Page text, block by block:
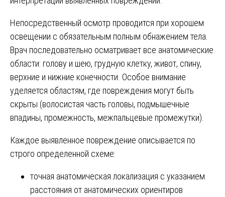
Непосредственный осмотр проводится при хорошем
освещении с обязательным полным обнажением тела.
Врач последовательно осматривает все анатомические
области: голову и шею, грудную клетку, живот, спину,
верхние и нижние конечности. Особое внимание
уделяется областям, где повреждения могут быть
скрыты (волосистая часть головы, подмышечные
впадины, промежность, межпальцевые промежутки).
Каждое выявленное повреждение описывается по
строго определенной схеме:
точная анатомическая локализация с указанием
расстояния от анатомических ориентиров